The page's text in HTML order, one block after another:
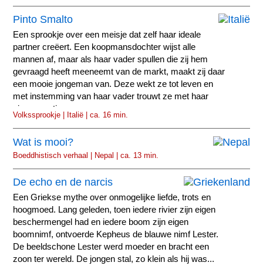
Pinto Smalto
Een sprookje over een meisje dat zelf haar ideale
partner creëert. Een koopmansdochter wijst alle
mannen af, maar als haar vader spullen die zij hem
gevraagd heeft meeneemt van de markt, maakt zij daar
een mooie jongeman van. Deze wekt ze tot leven en
met instemming van haar vader trouwt ze met haar
eigen creatie.
Volkssprookje | Italië | ca. 16 min.
Wat is mooi?
Boeddhistisch verhaal | Nepal | ca. 13 min.
De echo en de narcis
Een Griekse mythe over onmogelijke liefde, trots en
hoogmoed. Lang geleden, toen iedere rivier zijn eigen
beschermengel had en iedere boom zijn eigen
boomnimf, ontvoerde Kepheus de blauwe nimf Lester.
De beeldschone Lester werd moeder en bracht een
zoon ter wereld. De jongen stal, zo klein als hij was...